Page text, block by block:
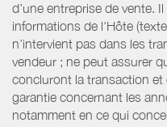
d’une entreprise de vente.
informations de l'Hôte
n’intervient pas dans les
vendeur ; ne peut assurer
concluront la transaction
garantie concernant les
notamment en ce qui